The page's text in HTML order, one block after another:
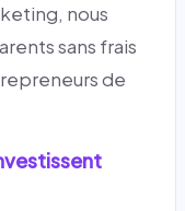
nous
sans frais
de